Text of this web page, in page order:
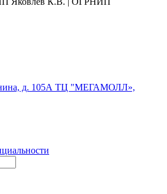
д. 105А ТЦ "МЕГАМОЛЛ»,